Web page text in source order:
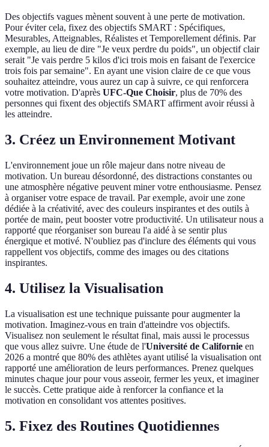
Des objectifs vagues mènent souvent à une perte de motivation.
Pour éviter cela, fixez des objectifs SMART : Spécifiques,
Mesurables, Atteignables, Réalistes et Temporellement définis. Par
exemple, au lieu de dire "Je veux perdre du poids", un objectif clair
serait "Je vais perdre 5 kilos d'ici trois mois en faisant de l'exercice
trois fois par semaine". En ayant une vision claire de ce que vous
souhaitez atteindre, vous aurez un cap à suivre, ce qui renforcera
votre motivation. D'après UFC-Que Choisir, plus de 70% des
personnes qui fixent des objectifs SMART affirment avoir réussi à
les atteindre.
3. Créez un Environnement Motivant
L'environnement joue un rôle majeur dans notre niveau de
motivation. Un bureau désordonné, des distractions constantes ou
une atmosphère négative peuvent miner votre enthousiasme. Pensez
à organiser votre espace de travail. Par exemple, avoir une zone
dédiée à la créativité, avec des couleurs inspirantes et des outils à
portée de main, peut booster votre productivité. Un utilisateur nous a
rapporté que réorganiser son bureau l'a aidé à se sentir plus
énergique et motivé. N'oubliez pas d'inclure des éléments qui vous
rappellent vos objectifs, comme des images ou des citations
inspirantes.
4. Utilisez la Visualisation
La visualisation est une technique puissante pour augmenter la
motivation. Imaginez-vous en train d'atteindre vos objectifs.
Visualisez non seulement le résultat final, mais aussi le processus
que vous allez suivre. Une étude de l'Université de Californie en
2026 a montré que 80% des athlètes ayant utilisé la visualisation ont
rapporté une amélioration de leurs performances. Prenez quelques
minutes chaque jour pour vous asseoir, fermer les yeux, et imaginer
le succès. Cette pratique aide à renforcer la confiance et la
motivation en consolidant vos attentes positives.
5. Fixez des Routines Quotidiennes